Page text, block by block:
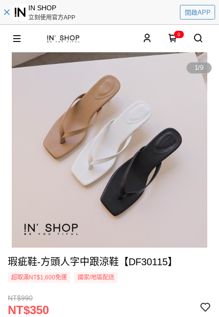
IN SHOP
立刻使用官方APP
開啟APP
0
1/9
瑕疵鞋-方頭人字中跟涼鞋【DF30115】
超取滿NT$1,600免運 國家/地區配送
NT$990
NT$350